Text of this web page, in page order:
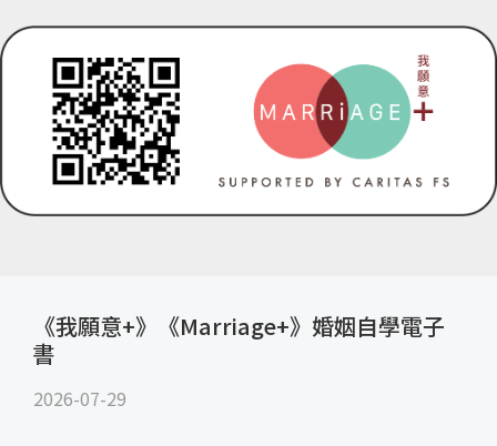
《我願意+》《Marriage+》婚姻自學電子
書
2026-07-29